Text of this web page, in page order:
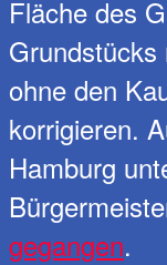
Fläche des
Grundstücks
ohne den
korrigieren.
Hamburg
gegangen.